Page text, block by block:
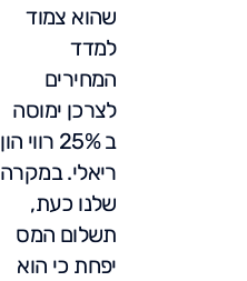
שהוא צמוד
למדד
המחירים
לצרכן ימוסה
ב 25% רווי הון
ריאלי. במקרה
שלנו כעת,
תשלום המס
יפחת כי הוא